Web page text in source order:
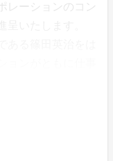
レーションのコン